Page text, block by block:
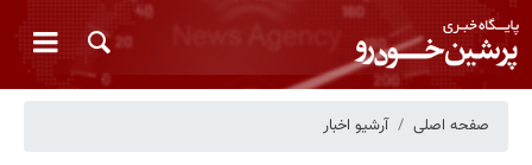
صفحه اصلی آرشیو اخبار